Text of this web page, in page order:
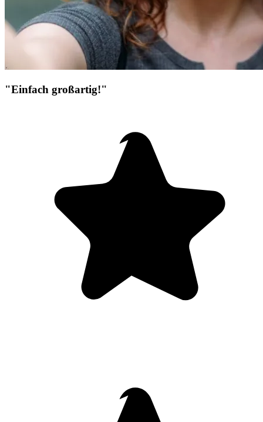
"Einfach großartig!"